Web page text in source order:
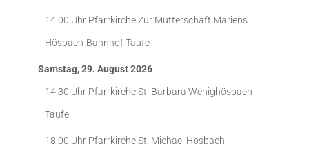
14:00 Uhr Pfarrkirche Zur Mutterschaft Mariens
Hösbach-BahnhofTaufe
Samstag, 29. August 2026
14:30 Uhr Pfarrkirche St. Barbara Wenighösbach
Taufe
18:00 Uhr Pfarrkirche St. Michael Hösbach